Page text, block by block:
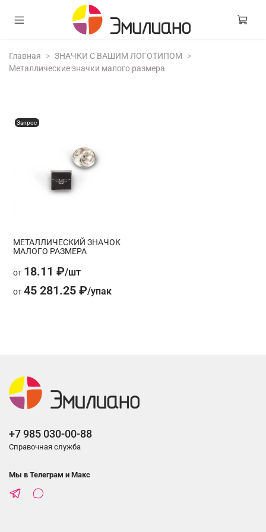
Главная
ЗНАЧКИ С ВАШИМ ЛОГОТИПОМ
Металлические значки малого размера
Запрос
МЕТАЛЛИЧЕСКИЙ ЗНАЧОК
МАЛОГО РАЗМЕРА
от 18.11 ₽
от45 281.25 ₽
+7 985 030-00-88
Справочная служба
Мы в Телеграм и Макс